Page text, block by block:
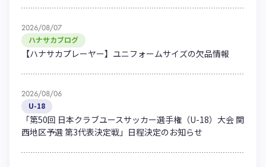
2026/08/07
ハナサカブログ
【ハナサカプレーヤー】ユニフォームサイズの欠品情報
2026/08/06
U-18
「第50回 日本クラブユースサッカー選手権（U-18）大会 関
西地区予選 第3代表決定戦」日程決定のお知らせ